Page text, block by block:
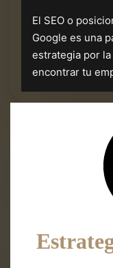
El SEO o
Google es una
estrategia por
encontrar tu